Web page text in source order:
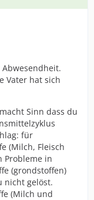
Vater hat sich
Sinn dass du
für
(Milch, Fleisch
Probleme in
(grondstoffen)
nicht gelöst.
(Milch und